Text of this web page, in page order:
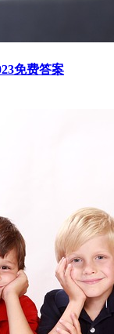
免费答案